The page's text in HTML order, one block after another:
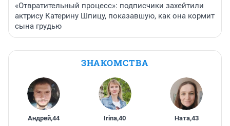
«Отвратительный процесс»: подписчики захейтили
актрису Катерину Шпицу, показавшую, как она кормит
сына грудью
ЗНАКОМСТВА
Андрей,44 Irina,40 Ната,43